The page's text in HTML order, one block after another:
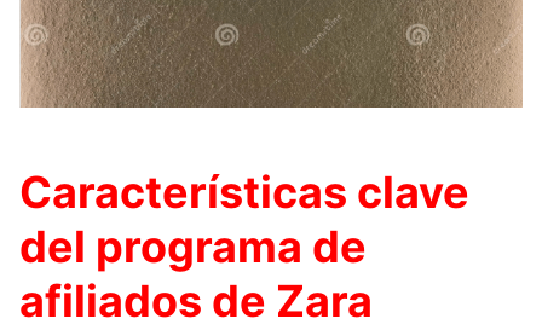
Características clave
del programa de
afiliados de Zara